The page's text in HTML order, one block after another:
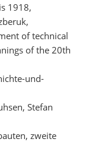
1918,
of technical
of the 20th
und-
Stefan
zweite